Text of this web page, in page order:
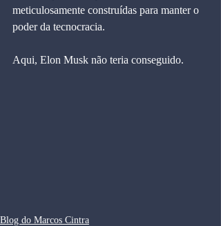
meticulosamente construídas para manter o
poder da tecnocracia.
Aqui, Elon Musk não teria conseguido.
Blog do Marcos Cintra